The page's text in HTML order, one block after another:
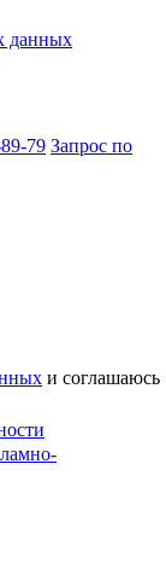
данных
79 Запрос по
и соглашаюсь